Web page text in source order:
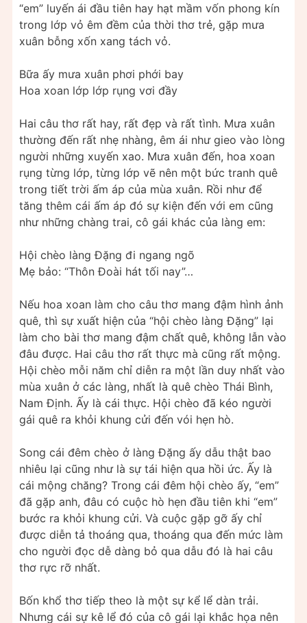
“em” luyến ái đầu tiên hay hạt mầm vốn phong kín
trong lớp vỏ êm đềm của thời thơ trẻ, gặp mưa
xuân bỗng xốn xang tách vỏ.
Bữa ấy mưa xuân phơi phới bay
Hoa xoan lớp lớp rụng vơi đầy
Hai câu thơ rất hay, rất đẹp và rất tình. Mưa xuân
thường đến rất nhẹ nhàng, êm ái như gieo vào lòng
người những xuyến xao. Mưa xuân đến, hoa xoan
rụng từng lớp, từng lớp vẽ nên một bức tranh quê
trong tiết trời ấm áp của mùa xuân. Rồi như để
tăng thêm cái ấm áp đó sự kiện đến với em cũng
như những chàng trai, cô gái khác của làng em:
Hội chèo làng Đặng đi ngang ngõ
Mẹ bảo: “Thôn Đoài hát tối nay”…
Nếu hoa xoan làm cho câu thơ mang đậm hình ảnh
quê, thì sự xuất hiện của “hội chèo làng Đặng” lại
làm cho bài thơ mang đậm chất quê, không lẫn vào
đâu được. Hai câu thơ rất thực mà cũng rất mộng.
Hội chèo mỗi năm chỉ diễn ra một lần duy nhất vào
mùa xuân ở các làng, nhất là quê chèo Thái Bình,
Nam Định. Ấy là cái thực. Hội chèo đã kéo người
gái quê ra khỏi khung cửi đến vói hẹn hò.
Song cái đêm chèo ở làng Đặng ấy dẫu thật bao
nhiêu lại cũng như là sự tái hiện qua hồi ức. Ấy là
cái mộng chăng? Trong cái đêm hội chèo ấy, “em”
đã gặp anh, đâu có cuộc hò hẹn đầu tiên khi “em”
bước ra khỏi khung cửi. Và cuộc gặp gỡ ấy chỉ
được diễn tả thoáng qua, thoáng qua đến mức làm
cho người đọc dễ dàng bỏ qua dẫu đó là hai câu
thơ rực rỡ nhất.
Bốn khổ thơ tiếp theo là một sự kể lể dàn trải.
Nhưng cái sự kê lể đó của cô gái lại khắc họa nên